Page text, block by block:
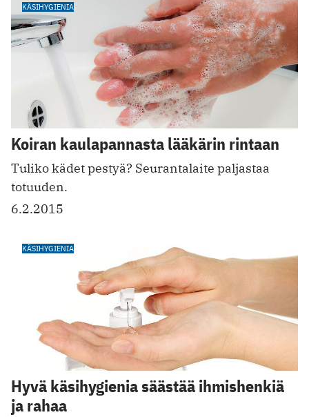
KÄSIHYGIENIA
Koiran kaulapannasta lääkärin rintaan
Tuliko kädet pestyä? Seurantalaite paljastaa
totuuden.
6.2.2015
KÄSIHYGIENIA
Hyvä käsihygienia säästää ihmishenkiä
ja rahaa